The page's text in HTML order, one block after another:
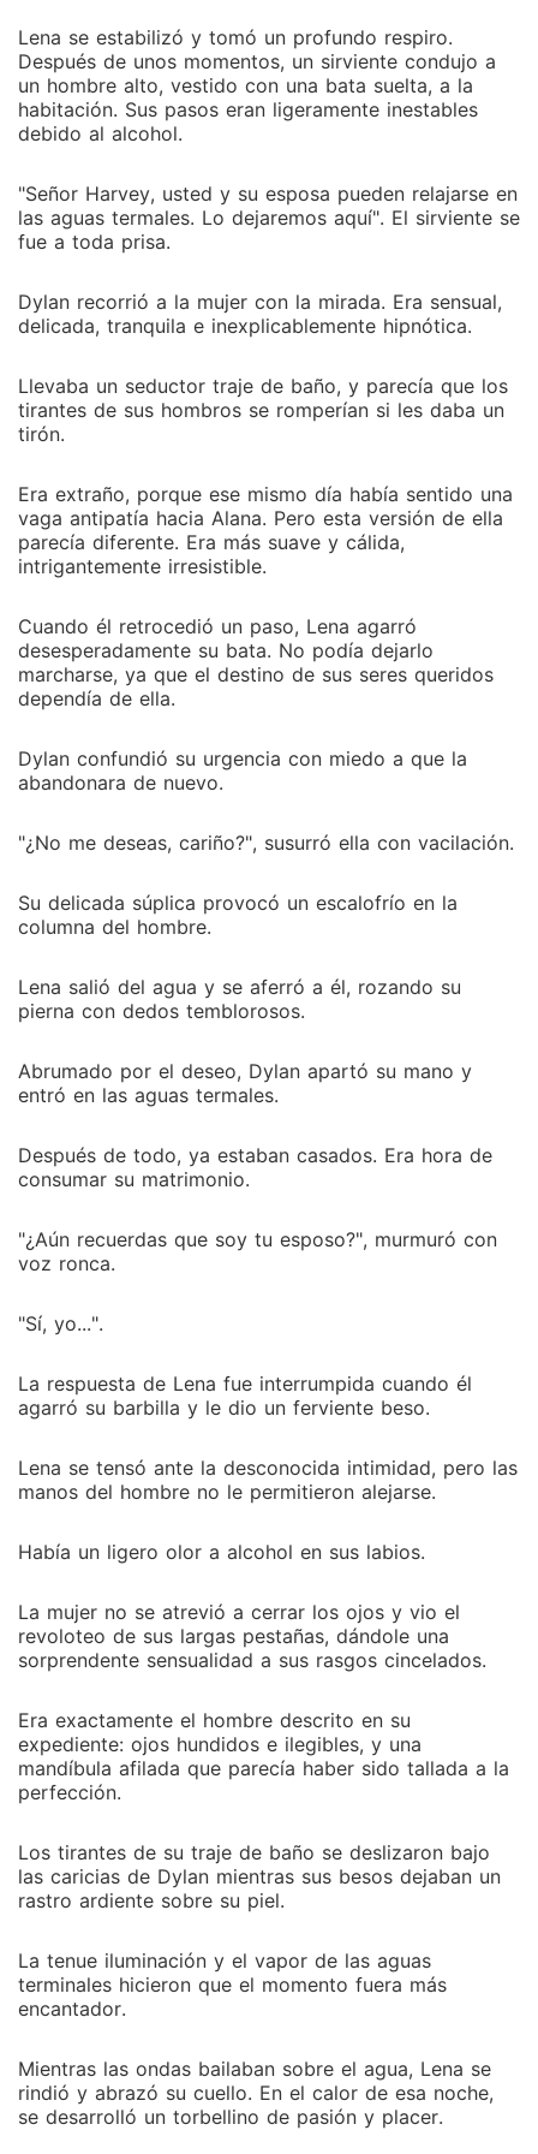
Lena se estabilizó y tomó un profundo respiro.
Después de unos momentos, un sirviente condujo a
un hombre alto, vestido con una bata suelta, a la
habitación. Sus pasos eran ligeramente inestables
debido al alcohol.
"Señor Harvey, usted y su esposa pueden relajarse en
las aguas termales. Lo dejaremos aquí". El sirviente se
fue a toda prisa.
Dylan recorrió a la mujer con la mirada. Era sensual,
delicada, tranquila e inexplicablemente hipnótica.
Llevaba un seductor traje de baño, y parecía que los
tirantes de sus hombros se romperían si les daba un
tirón.
Era extraño, porque ese mismo día había sentido una
vaga antipatía hacia Alana. Pero esta versión de ella
parecía diferente. Era más suave y cálida,
intrigantemente irresistible.
Cuando él retrocedió un paso, Lena agarró
desesperadamente su bata. No podía dejarlo
marcharse, ya que el destino de sus seres queridos
dependía de ella.
Dylan confundió su urgencia con miedo a que la
abandonara de nuevo.
"¿No me deseas, cariño?", susurró ella con vacilación.
Su delicada súplica provocó un escalofrío en la
columna del hombre.
Lena salió del agua y se aferró a él, rozando su
pierna con dedos temblorosos.
Abrumado por el deseo, Dylan apartó su mano y
entró en las aguas termales.
Después de todo, ya estaban casados. Era hora de
consumar su matrimonio.
"¿Aún recuerdas que soy tu esposo?", murmuró con
voz ronca.
"Sí, yo...".
La respuesta de Lena fue interrumpida cuando él
agarró su barbilla y le dio un ferviente beso.
Lena se tensó ante la desconocida intimidad, pero las
manos del hombre no le permitieron alejarse.
Había un ligero olor a alcohol en sus labios.
La mujer no se atrevió a cerrar los ojos y vio el
revoloteo de sus largas pestañas, dándole una
sorprendente sensualidad a sus rasgos cincelados.
Era exactamente el hombre descrito en su
expediente: ojos hundidos e ilegibles, y una
mandíbula afilada que parecía haber sido tallada a la
perfección.
Los tirantes de su traje de baño se deslizaron bajo
las caricias de Dylan mientras sus besos dejaban un
rastro ardiente sobre su piel.
La tenue iluminación y el vapor de las aguas
terminales hicieron que el momento fuera más
encantador.
Mientras las ondas bailaban sobre el agua, Lena se
rindió y abrazó su cuello. En el calor de esa noche,
se desarrolló un torbellino de pasión y placer.